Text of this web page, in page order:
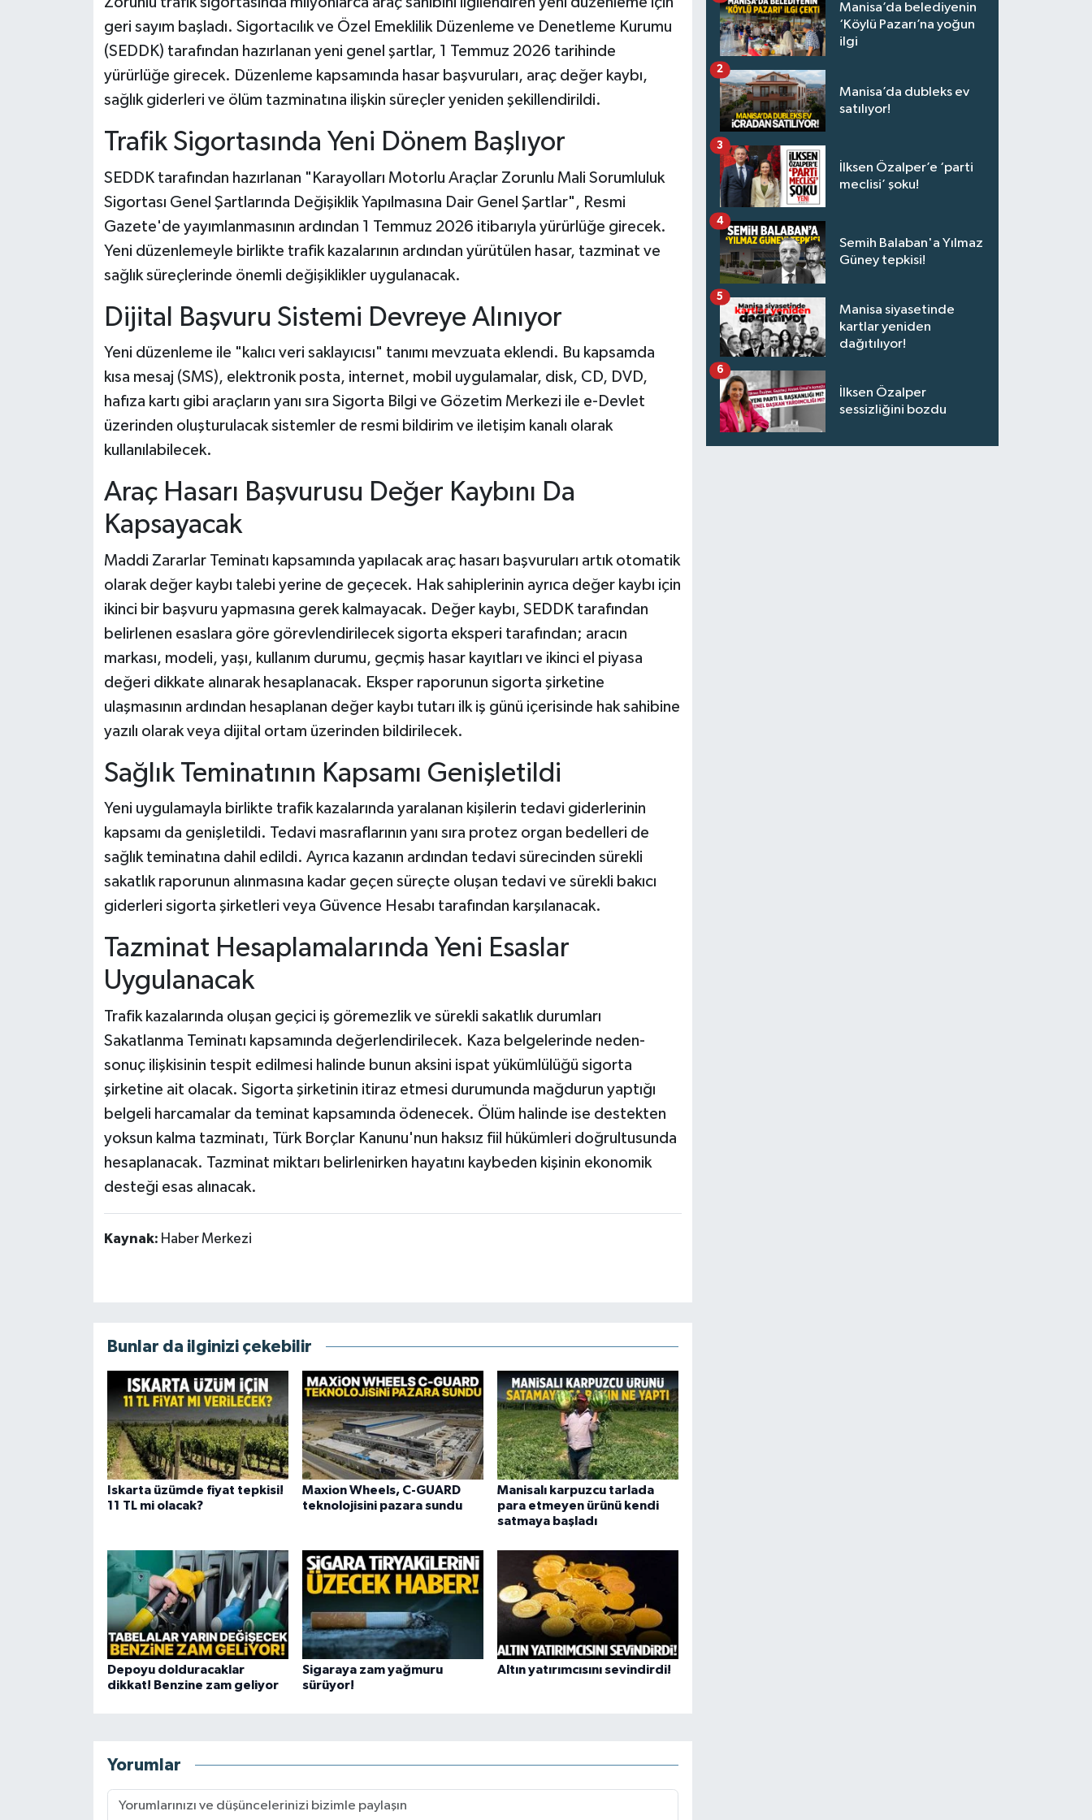
geri sayım başladı. Sigortacılık ve Özel Emeklilik Düzenleme ve Denetleme Kurumu
(SEDDK) tarafından hazırlanan yeni genel şartlar, 1 Temmuz 2026 tarihinde
yürürlüğe girecek. Düzenleme kapsamında hasar başvuruları, araç değer kaybı,
sağlık giderleri ve ölüm tazminatına ilişkin süreçler yeniden şekillendirildi.
Trafik Sigortasında Yeni Dönem Başlıyor
SEDDK tarafından hazırlanan "Karayolları Motorlu Araçlar Zorunlu Mali Sorumluluk
Sigortası Genel Şartlarında Değişiklik Yapılmasına Dair Genel Şartlar", Resmi
Gazete'de yayımlanmasının ardından 1 Temmuz 2026 itibarıyla yürürlüğe girecek.
Yeni düzenlemeyle birlikte trafik kazalarının ardından yürütülen hasar, tazminat ve
sağlık süreçlerinde önemli değişiklikler uygulanacak.
Dijital Başvuru Sistemi Devreye Alınıyor
Yeni düzenleme ile "kalıcı veri saklayıcısı" tanımı mevzuata eklendi. Bu kapsamda
kısa mesaj (SMS), elektronik posta, internet, mobil uygulamalar, disk, CD, DVD,
hafıza kartı gibi araçların yanı sıra Sigorta Bilgi ve Gözetim Merkezi ile e-Devlet
üzerinden oluşturulacak sistemler de resmi bildirim ve iletişim kanalı olarak
kullanılabilecek.
Araç Hasarı Başvurusu Değer Kaybını Da
Kapsayacak
Maddi Zararlar Teminatı kapsamında yapılacak araç hasarı başvuruları artık otomatik
olarak değer kaybı talebi yerine de geçecek. Hak sahiplerinin ayrıca değer kaybı için
ikinci bir başvuru yapmasına gerek kalmayacak. Değer kaybı, SEDDK tarafından
belirlenen esaslara göre görevlendirilecek sigorta eksperi tarafından; aracın
markası, modeli, yaşı, kullanım durumu, geçmiş hasar kayıtları ve ikinci el piyasa
değeri dikkate alınarak hesaplanacak. Eksper raporunun sigorta şirketine
ulaşmasının ardından hesaplanan değer kaybı tutarı ilk iş günü içerisinde hak sahibine
yazılı olarak veya dijital ortam üzerinden bildirilecek.
Sağlık Teminatının Kapsamı Genişletildi
Yeni uygulamayla birlikte trafik kazalarında yaralanan kişilerin tedavi giderlerinin
kapsamı da genişletildi. Tedavi masraflarının yanı sıra protez organ bedelleri de
sağlık teminatına dahil edildi. Ayrıca kazanın ardından tedavi sürecinden sürekli
sakatlık raporunun alınmasına kadar geçen süreçte oluşan tedavi ve sürekli bakıcı
giderleri sigorta şirketleri veya Güvence Hesabı tarafından karşılanacak.
Tazminat Hesaplamalarında Yeni Esaslar
Uygulanacak
Trafik kazalarında oluşan geçici iş göremezlik ve sürekli sakatlık durumları
Sakatlanma Teminatı kapsamında değerlendirilecek. Kaza belgelerinde neden-
sonuç ilişkisinin tespit edilmesi halinde bunun aksini ispat yükümlülüğü sigorta
şirketine ait olacak. Sigorta şirketinin itiraz etmesi durumunda mağdurun yaptığı
belgeli harcamalar da teminat kapsamında ödenecek. Ölüm halinde ise destekten
yoksun kalma tazminatı, Türk Borçlar Kanunu'nun haksız fiil hükümleri doğrultusunda
hesaplanacak. Tazminat miktarı belirlenirken hayatını kaybeden kişinin ekonomik
desteği esas alınacak.
Kaynak: Haber Merkezi
Bunlar da ilginizi çekebilir
Iskarta üzümde fiyat tepkisi!
11 TL mi olacak?
Maxion Wheels, C-GUARD
teknolojisini pazara sundu
Manisalı karpuzcu tarlada
para etmeyen ürünü kendi
satmaya başladı
Depoyu dolduracaklar
dikkat! Benzine zam geliyor
Sigaraya zam yağmuru
sürüyor!
Altın yatırımcısını sevindirdi!
Yorumlar
Manisa’da belediyenin
‘Köylü Pazarı’na yoğun
ilgi
Manisa’da dubleks ev
satılıyor!
2
İlksen Özalper’e ‘parti
meclisi’ şoku!
3
Semih Balaban'a Yılmaz
Güney tepkisi!
4
Manisa siyasetinde
kartlar yeniden
dağıtılıyor!
5
İlksen Özalper
sessizliğini bozdu
6